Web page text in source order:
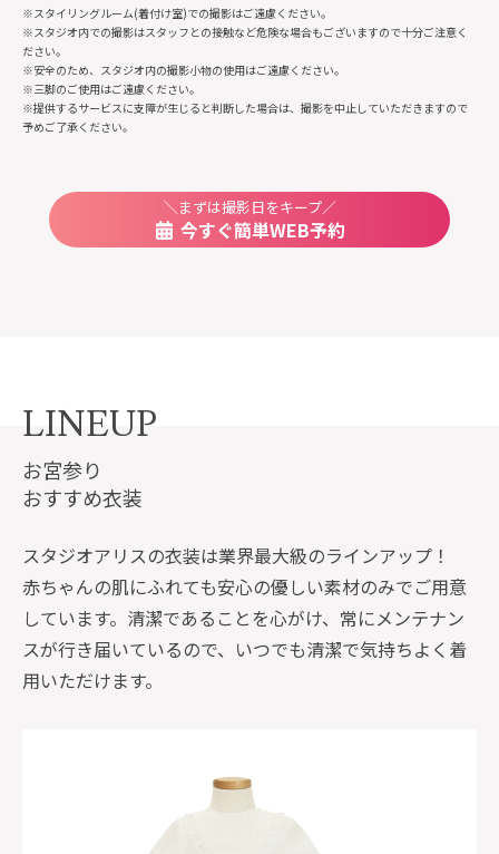
※スタイリングルーム(着付け室)での撮影はご遠慮ください。
※スタジオ内での撮影はスタッフとの接触など危険な場合もございますので十分ご注意く
ださい。
※安全のため、スタジオ内の撮影小物の使用はご遠慮ください。
※三脚のご使用はご遠慮ください。
※提供するサービスに支障が生じると判断した場合は、撮影を中止していただきますので
予めご了承ください。
＼まずは撮影日をキープ／
今すぐ簡単WEB予約
LINEUP
お宮参り
おすすめ衣装
スタジオアリスの衣装は業界最大級のラインアップ！
赤ちゃんの肌にふれても安心の優しい素材のみでご用意
しています。清潔であることを心がけ、常にメンテナン
スが行き届いているので、いつでも清潔で気持ちよく着
用いただけます。